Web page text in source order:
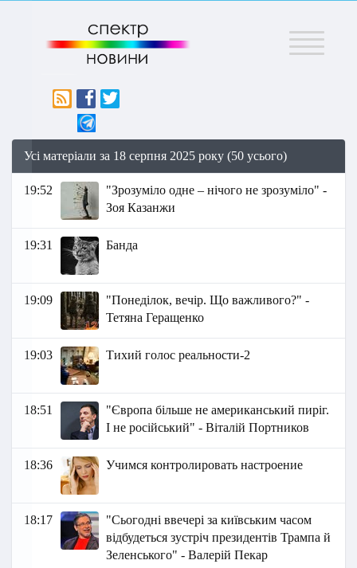
Меню
Усі матеріали за 18 серпня 2025 року (50 усього)
19:52
"Зрозуміло одне – нічого не зрозуміло" -
Зоя Казанжи
19:31 Банда
19:09
"Понеділок, вечір. Що важливого?" -
Тетяна Геращенко
19:03 Тихий голос реальности-2
18:51
"Європа більше не американський пиріг.
І не російський" - Віталій Портников
18:36 Учимся контролировать настроение
18:17
"Сьогодні ввечері за київським часом
відбудеться зустріч президентів Трампа й
Зеленського" - Валерій Пекар